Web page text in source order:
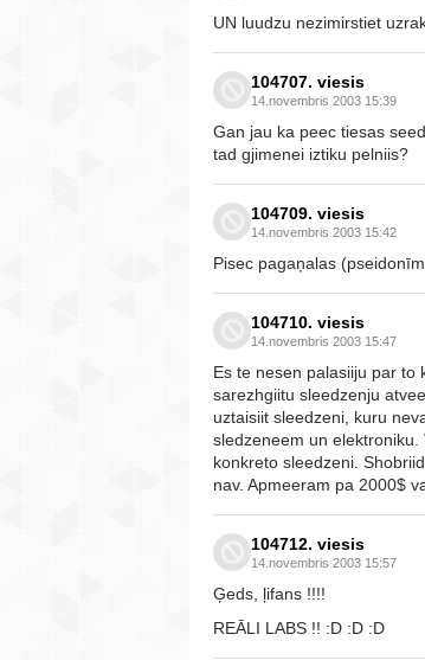
UN luudzu nezimirstiet
104707. viesis
14.novembris 2003 15:39
Gan jau ka peec tiesas
tad gjimenei iztiku pelniis?
104709. viesis
14.novembris 2003 15:42
Pisec pagaņalas
104710. viesis
14.novembris 2003 15:47
Es te nesen palasiiju par to
sarezhgiitu sleedzenju
uztaisiit sleedzeni, kuru
sledzeneem un
konkreto sleedzeni.
nav. Apmeeram pa 2000$
104712. viesis
14.novembris 2003 15:57
Ģeds, ļifans !!!!
REĀLI LABS !! :D :D :D